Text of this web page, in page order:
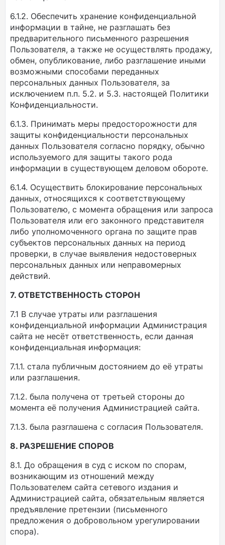
6.1.2. Обеспечить хранение конфиденциальной
информации в тайне, не разглашать без
предварительного письменного разрешения
Пользователя, а также не осуществлять продажу,
обмен, опубликование, либо разглашение иными
возможными способами переданных
персональных данных Пользователя, за
исключением п.п. 5.2. и 5.3. настоящей Политики
Конфиденциальности.
6.1.3. Принимать меры предосторожности для
защиты конфиденциальности персональных
данных Пользователя согласно порядку, обычно
используемого для защиты такого рода
информации в существующем деловом обороте.
6.1.4. Осуществить блокирование персональных
данных, относящихся к соответствующему
Пользователю, с момента обращения или запроса
Пользователя или его законного представителя
либо уполномоченного органа по защите прав
субъектов персональных данных на период
проверки, в случае выявления недостоверных
персональных данных или неправомерных
действий.
7. ОТВЕТСТВЕННОСТЬ СТОРОН
7.1 В случае утраты или разглашения
конфиденциальной информации Администрация
сайта не несёт ответственность, если данная
конфиденциальная информация:
7.1.1. стала публичным достоянием до её утраты
или разглашения.
7.1.2. была получена от третьей стороны до
момента её получения Администрацией сайта.
7.1.3. была разглашена с согласия Пользователя.
8. РАЗРЕШЕНИЕ СПОРОВ
8.1. До обращения в суд с иском по спорам,
возникающим из отношений между
Пользователем сайта сетевого издания и
Администрацией сайта, обязательным является
предъявление претензии (письменного
предложения о добровольном урегулировании
спора).